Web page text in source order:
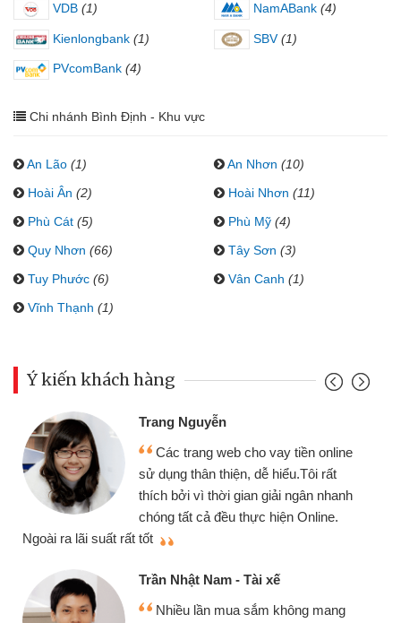
VDB (1) NamABank (4)
Kienlongbank (1) SBV (1)
PVcomBank (4)
Chi nhánh Bình Định - Khu vực
An Lão (1) An Nhơn (10)
Hoài Ân (2) Hoài Nhơn (11)
Phù Cát (5) Phù Mỹ (4)
Quy Nhơn (66) Tây Sơn (3)
Tuy Phước (6) Vân Canh (1)
Vĩnh Thạnh (1)
Ý kiến khách hàng
Trang Nguyễn
Các trang web cho vay tiền online
sử dụng thân thiện, dễ hiểu.Tôi rất
thích bởi vì thời gian giải ngân nhanh
chóng tất cả đều thực hiện Online.
Ngoài ra lãi suất rất tốt
Trần Nhật Nam - Tài xế
Nhiều lần mua sắm không mang